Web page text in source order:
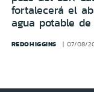
fortalecerá el
agua potable
REDOHIGGINS 07/08/